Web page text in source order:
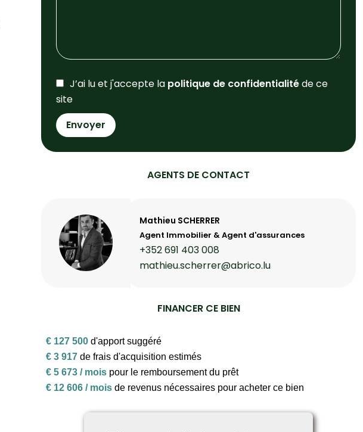
J’ai lu et j'accepte la politique de confidentialitéde ce
site
Envoyer
AGENTS DE CONTACT
Mathieu SCHERRER
Agent Immobilier & Agent d'assurances
+352 691 403 008
mathieu.scherrer@abrico.lu
FINANCER CE BIEN